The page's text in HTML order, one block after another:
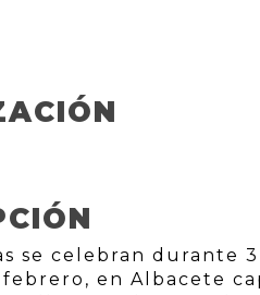
se celebran durante
febrero, en Albacete